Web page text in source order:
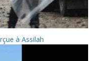
à Assilah